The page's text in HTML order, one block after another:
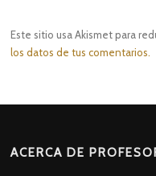
Este sitio usa Akismet para
los datos de tus comentarios.
ACERCA DE